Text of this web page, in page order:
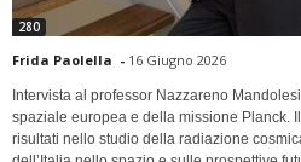
280
Frida Paolella - 16 Giugno 2026
Intervista al professor Nazzareno
spaziale europea e della missione Planck.
risultati nello studio della radiazione